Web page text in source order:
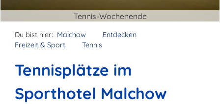
Tennis-Wochenende
Du bist hier: Malchow
Entdecken
Freizeit & Sport
Tennis
Tennisplätze im
Sporthotel Malchow